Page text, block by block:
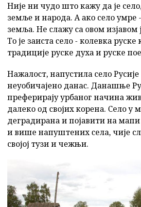
Није ни чудо што кажу да је
земље и народа. А ако село умре
земља. Не слажу са овом изјавом
То је заиста село - колевка руске
традиције руске духа и руске
Нажалост, напустила село Русије
неуобичајено данас. Данашње
преферирају урбаног начина
далеко од својих корена. Село у
деградирана и појавити на
и више напуштених села, чије
својој тузи и чежњи.